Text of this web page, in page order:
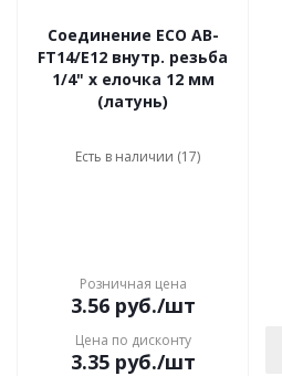
Соединение ECO AB-
FT14/E12 внутр. резьба
1/4" х елочка 12 мм
(латунь)
Есть в наличии (17)
Розничная цена
3.56руб./шт
Цена по дисконту
3.35руб./шт